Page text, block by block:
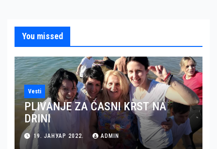
You missed
Vesti
PLIVANJE ZA ČASNI KRST NA
DRINI
19. ЈАНУАР 2022. ADMIN